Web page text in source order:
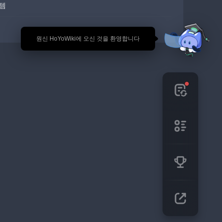
🎉 원신 HoYoWiki에 오신 것을 환영합니다